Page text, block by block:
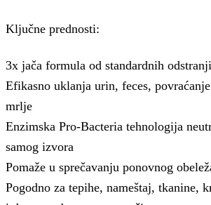
Ključne prednosti:
3x jača formula od standardnih
Efikasno uklanja urin, feces,
mrlje
Enzimska Pro-Bacteria tehnologija
samog izvora
Pomaže u sprečavanju ponovnog
Pogodno za tepihe, nameštaj, tkanine,